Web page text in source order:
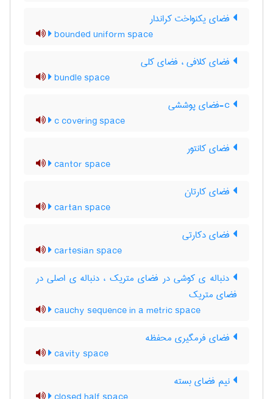
فضای یکنواخت کراندار
bounded uniform space
فضای کلافی ، فضای کلی
bundle space
c covering space
فضای کانتور
cantor space
فضای کارتان
cartan space
فضای دکارتی
cartesian space
دنباله ی کوشی در فضای متریک ، دنباله ی اصلی در
فضای متریک
cauchy sequence in a metric space
فضای فرمگیری محفظه
cavity space
نیم فضای بسته